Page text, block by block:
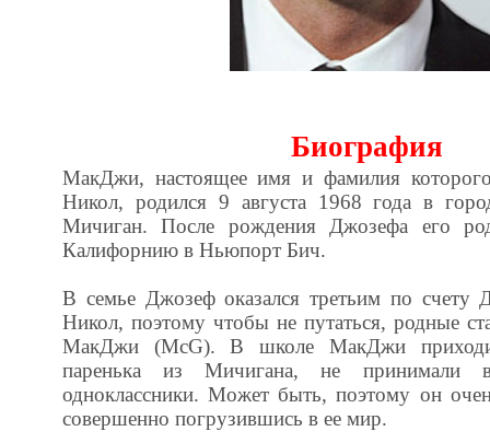
Биография
МакДжи, настоящее имя и фамилия
Никол, родился 9 августа 1968 года в
Мичиган. После рождения Джозефа его
Калифорнию в Ньюпорт Бич.
В семье Джозеф оказался третьим по счету
Никол, поэтому чтобы не путаться, родные
МакДжи (McG). В школе МакДжи
паренька из Мичигана, не принимали
одноклассники. Может быть, поэтому он
совершенно погрузившись в ее мир.